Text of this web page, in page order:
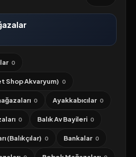
0
Shop Akvaryum) 0
0 Ayakkabıcılar 0
0 Balık Av Bayileri 0
(Balıkçılar) 0 Bankalar 0